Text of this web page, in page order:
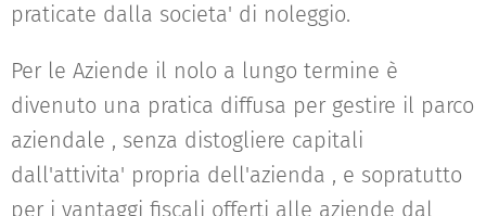
praticate dalla societa' di noleggio.
Per le Aziende il nolo a lungo termine è
divenuto una pratica diffusa per gestire il parco
aziendale , senza distogliere capitali
dall'attivita' propria dell'azienda , e sopratutto
per i vantaggi fiscali offerti alle aziende dal